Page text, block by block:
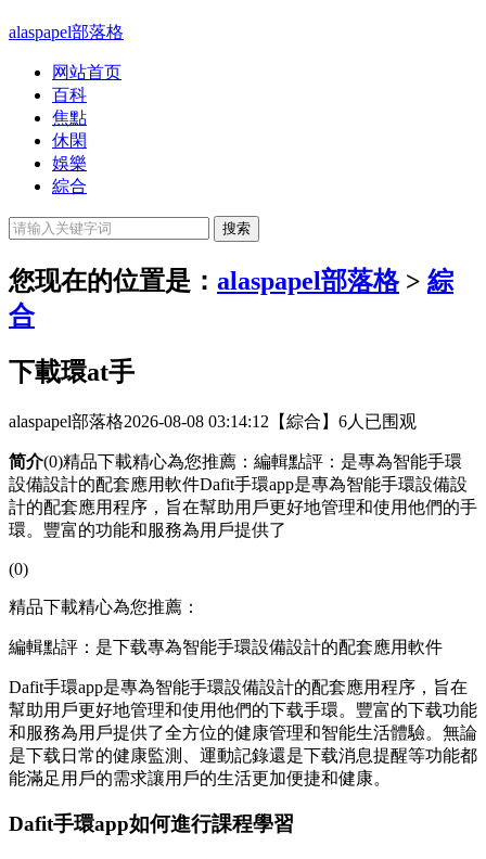
alaspapel部落格
网站首页
百科
焦點
休閑
娛樂
綜合
您现在的位置是： alaspapel部落格> 綜
合
下載環at手
alaspapel部落格2026-08-08 03:14:12 【綜合】 6人已围观
简介(0)精品下載精心為您推薦：編輯點評：是專為智能手環
設備設計的配套應用軟件Dafit手環app是專為智能手環設備設
計的配套應用程序，旨在幫助用戶更好地管理和使用他們的手
環。豐富的功能和服務為用戶提供了
(0)
精品下載精心為您推薦：
編輯點評：是下载專為智能手環設備設計的配套應用軟件
Dafit手環app是專為智能手環設備設計的配套應用程序，旨在
幫助用戶更好地管理和使用他們的下载手環。豐富的下载功能
和服務為用戶提供了全方位的健康管理和智能生活體驗。無論
是下载日常的健康監測、運動記錄還是下载消息提醒等功能都
能滿足用戶的需求讓用戶的生活更加便捷和健康。
Dafit手環app如何進行課程學習